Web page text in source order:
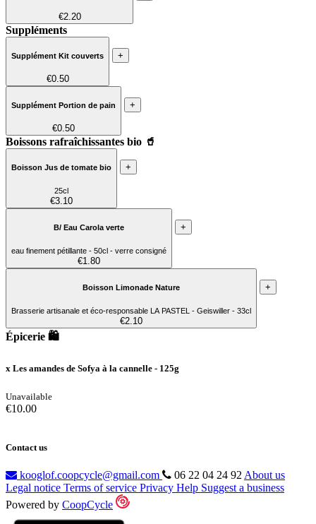
€2.20
Suppléments
Supplément Kit couverts
€0.50
+
Supplément Portion de pain
€0.50
+
Boissons rafraîchissantes bio 🥤
Boisson Jus de tomate bio
25cl
€3.10
+
B/ Eau Carola verte
eau finement pétillante - 50cl - verre consigné
€1.80
+
Boisson Limonade Nature
Brasserie artisanale et éco-responsable LA PASTEL - Geiswiller - 33cl
€2.10
+
Épicerie 🛍️
x Les amandes de Sofya à la cannelle - 125g
Unavailable
€10.00
Contact us
kooglof.coopcycle@gmail.com 06 22 04 24 92 About us
Legal notice Terms of service Privacy Help Suggest a business
Powered by CoopCycle